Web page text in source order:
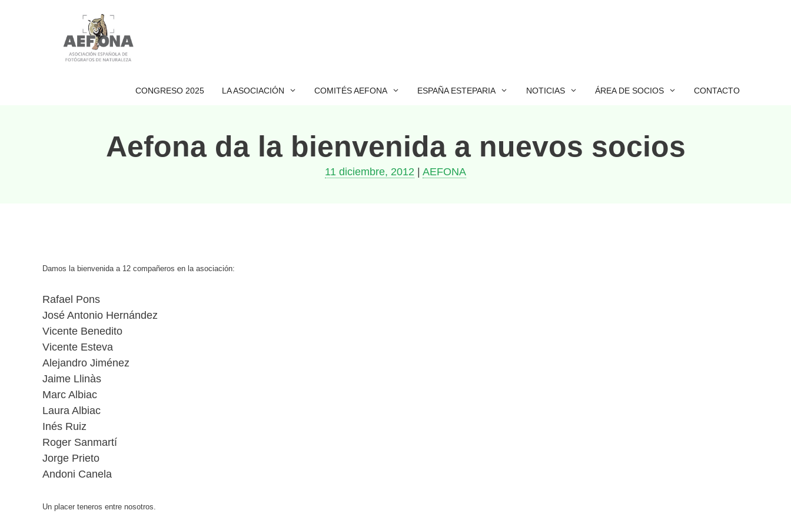
CONGRESO 2025 LA ASOCIACIÓN COMITÉS AEFONA ESPAÑA ESTEPARIA NOTICIAS ÁREA DE SOCIOS CONTACTO
Aefona da la bienvenida a nuevos socios
11 diciembre, 2012 AEFONA
Damos la bienvenida a 12 compañeros en la asociación:
Rafael Pons
José Antonio Hernández
Vicente Benedito
Vicente Esteva
Alejandro Jiménez
Jaime Llinàs
Marc Albiac
Laura Albiac
Inés Ruiz
Roger Sanmartí
Jorge Prieto
Andoni Canela
Un placer teneros entre nosotros.